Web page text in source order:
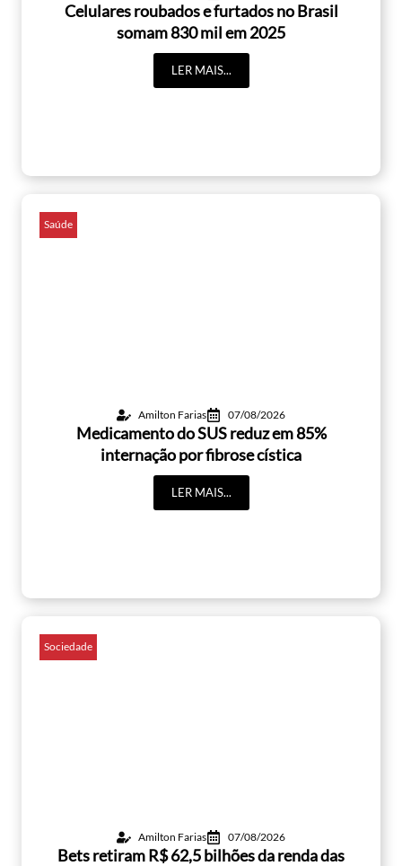
Celulares roubados e furtados no Brasil
somam 830 mil em 2025
LER MAIS...
Saúde
Amilton Farias 07/08/2026
Medicamento do SUS reduz em 85%
internação por fibrose cística
LER MAIS...
Sociedade
Amilton Farias 07/08/2026
Bets retiram R$ 62,5 bilhões da renda das